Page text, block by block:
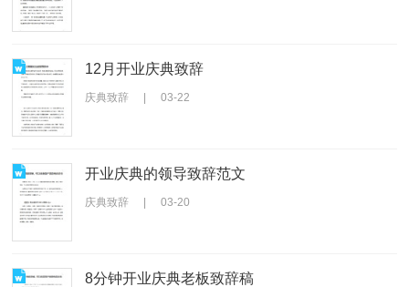
12月开业庆典致辞
庆典致辞 | 03-22
开业庆典的领导致辞范文
庆典致辞 | 03-20
8分钟开业庆典老板致辞稿